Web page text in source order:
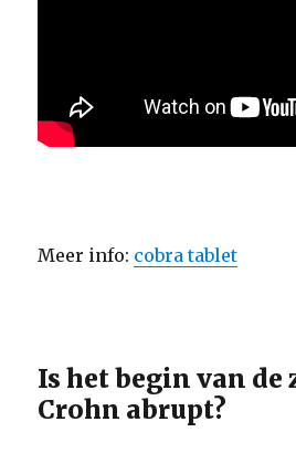
Meer info: cobra tablet
Is het begin van de
Crohn abrupt?